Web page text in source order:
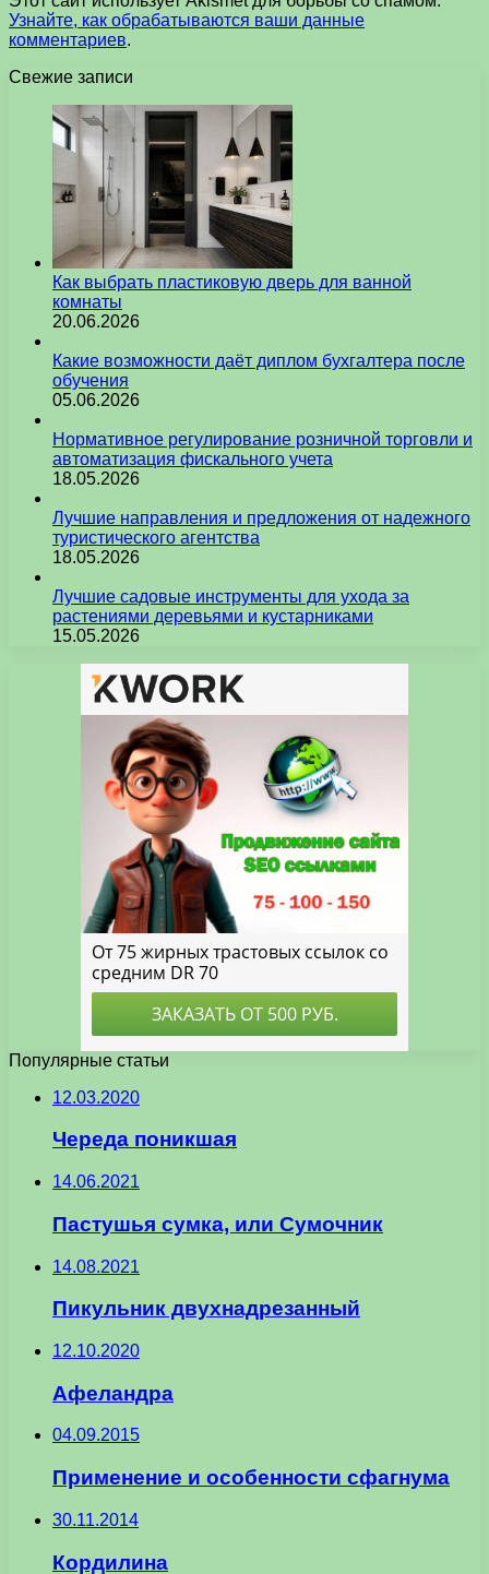
Узнайте, как обрабатываются ваши данные
комментариев.
Свежие записи
Как выбрать пластиковую дверь для ванной
комнаты
20.06.2026
Какие возможности даёт диплом бухгалтера после
обучения
05.06.2026
Нормативное регулирование розничной торговли и
автоматизация фискального учета
18.05.2026
Лучшие направления и предложения от надежного
туристического агентства
18.05.2026
Лучшие садовые инструменты для ухода за
растениями деревьями и кустарниками
15.05.2026
Популярные статьи
12.03.2020
Череда поникшая
14.06.2021
Пастушья сумка, или Сумочник
14.08.2021
Пикульник двухнадрезанный
12.10.2020
Афеландра
04.09.2015
Применение и особенности сфагнума
30.11.2014
Кордилина